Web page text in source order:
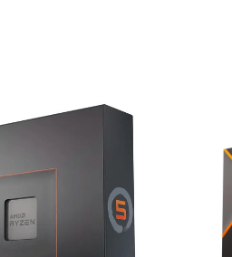
S/1,401.61 con IGV